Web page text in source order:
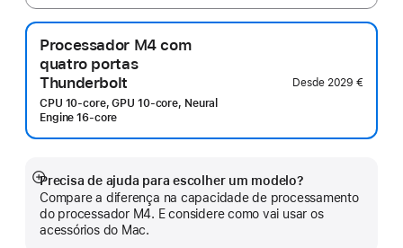
Processador M4 com
quatro portas
Thunderbolt
CPU 10-core, GPU 10-core, Neural
Engine 16-core
Desde 2029 €
Precisa de ajuda para escolher um modelo?
Compare a diferença na capacidade de processamento
do processador M4. E considere como vai usar os
acessórios do Mac.
Veja
mais